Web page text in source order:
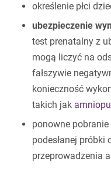
określenie płci
ubezpieczenie
test prenatalny z
mogą liczyć na
fałszywie
konieczność
takich jak
ponowne
podesłanej próbki
przeprowadzenia